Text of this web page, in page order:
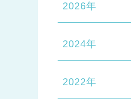
2026年
2024年
2022年